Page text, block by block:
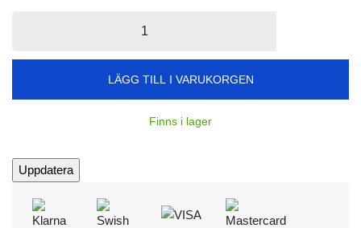
LÄGG TILL I VARUKORGEN
Finns i lager